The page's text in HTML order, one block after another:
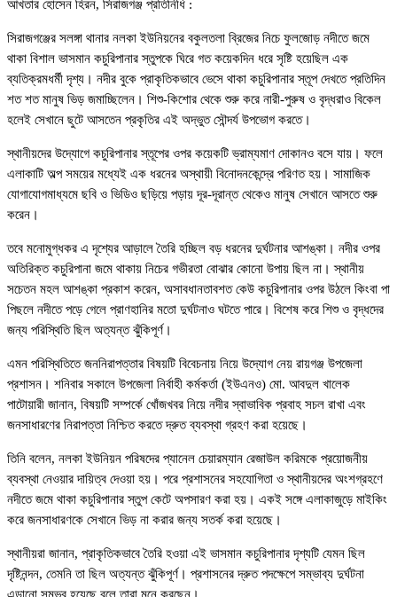
আখতার হোসেন হিরন, সিরাজগঞ্জ প্রতিনিধি :
সিরাজগঞ্জের সলঙ্গা থানার নলকা ইউনিয়নের বকুলতলা ব্রিজের নিচে ফুলজোড় নদীতে জমে
থাকা বিশাল ভাসমান কচুরিপানার স্তুপকে ঘিরে গত কয়েকদিন ধরে সৃষ্টি হয়েছিল এক
ব্যতিক্রমধর্মী দৃশ্য। নদীর বুকে প্রাকৃতিকভাবে ভেসে থাকা কচুরিপানার স্তূপ দেখতে প্রতিদিন
শত শত মানুষ ভিড় জমাচ্ছিলেন। শিশু-কিশোর থেকে শুরু করে নারী-পুরুষ ও বৃদ্ধরাও বিকেল
হলেই সেখানে ছুটে আসতেন প্রকৃতির এই অদ্ভুত সৌন্দর্য উপভোগ করতে।
স্থানীয়দের উদ্যোগে কচুরিপানার স্তূপের ওপর কয়েকটি ভ্রাম্যমাণ দোকানও বসে যায়। ফলে
এলাকাটি অল্প সময়ের মধ্যেই এক ধরনের অস্থায়ী বিনোদনকেন্দ্রে পরিণত হয়। সামাজিক
যোগাযোগমাধ্যমে ছবি ও ভিডিও ছড়িয়ে পড়ায় দূর-দূরান্ত থেকেও মানুষ সেখানে আসতে শুরু
করেন।
তবে মনোমুগ্ধকর এ দৃশ্যের আড়ালে তৈরি হচ্ছিল বড় ধরনের দুর্ঘটনার আশঙ্কা। নদীর ওপর
অতিরিক্ত কচুরিপানা জমে থাকায় নিচের গভীরতা বোঝার কোনো উপায় ছিল না। স্থানীয়
সচেতন মহল আশঙ্কা প্রকাশ করেন, অসাবধানতাবশত কেউ কচুরিপানার ওপর উঠলে কিংবা পা
পিছলে নদীতে পড়ে গেলে প্রাণহানির মতো দুর্ঘটনাও ঘটতে পারে। বিশেষ করে শিশু ও বৃদ্ধদের
জন্য পরিস্থিতি ছিল অত্যন্ত ঝুঁকিপূর্ণ।
এমন পরিস্থিতিতে জননিরাপত্তার বিষয়টি বিবেচনায় নিয়ে উদ্যোগ নেয় রায়গঞ্জ উপজেলা
প্রশাসন। শনিবার সকালে উপজেলা নির্বাহী কর্মকর্তা (ইউএনও) মো. আবদুল খালেক
পাটোয়ারী জানান, বিষয়টি সম্পর্কে খোঁজখবর নিয়ে নদীর স্বাভাবিক প্রবাহ সচল রাখা এবং
জনসাধারণের নিরাপত্তা নিশ্চিত করতে দ্রুত ব্যবস্থা গ্রহণ করা হয়েছে।
তিনি বলেন, নলকা ইউনিয়ন পরিষদের প্যানেল চেয়ারম্যান রেজাউল করিমকে প্রয়োজনীয়
ব্যবস্থা নেওয়ার দায়িত্ব দেওয়া হয়। পরে প্রশাসনের সহযোগিতা ও স্থানীয়দের অংশগ্রহণে
নদীতে জমে থাকা কচুরিপানার স্তুপ কেটে অপসারণ করা হয়। একই সঙ্গে এলাকাজুড়ে মাইকিং
করে জনসাধারণকে সেখানে ভিড় না করার জন্য সতর্ক করা হয়েছে।
স্থানীয়রা জানান, প্রাকৃতিকভাবে তৈরি হওয়া এই ভাসমান কচুরিপানার দৃশ্যটি যেমন ছিল
দৃষ্টিনন্দন, তেমনি তা ছিল অত্যন্ত ঝুঁকিপূর্ণ। প্রশাসনের দ্রুত পদক্ষেপে সম্ভাব্য দুর্ঘটনা